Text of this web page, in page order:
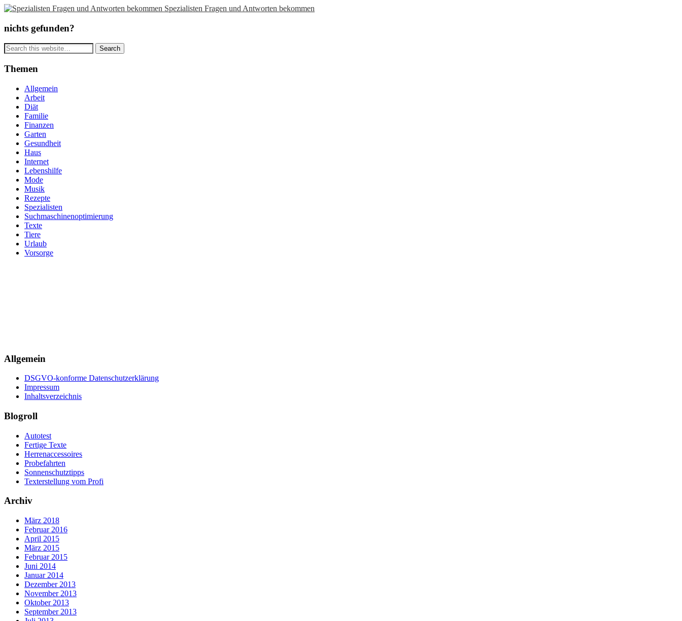
Spezialisten Fragen und Antworten bekommen
nichts gefunden?
Themen
Allgemein
Arbeit
Diät
Familie
Finanzen
Garten
Gesundheit
Haus
Internet
Lebenshilfe
Mode
Musik
Rezepte
Spezialisten
Suchmaschinenoptimierung
Texte
Tiere
Urlaub
Vorsorge
Allgemein
DSGVO-konforme Datenschutzerklärung
Impressum
Inhaltsverzeichnis
Blogroll
Autotest
Fertige Texte
Herrenaccessoires
Probefahrten
Sonnenschutztipps
Texterstellung vom Profi
Archiv
März 2018
Februar 2016
April 2015
März 2015
Februar 2015
Juni 2014
Januar 2014
Dezember 2013
November 2013
Oktober 2013
September 2013